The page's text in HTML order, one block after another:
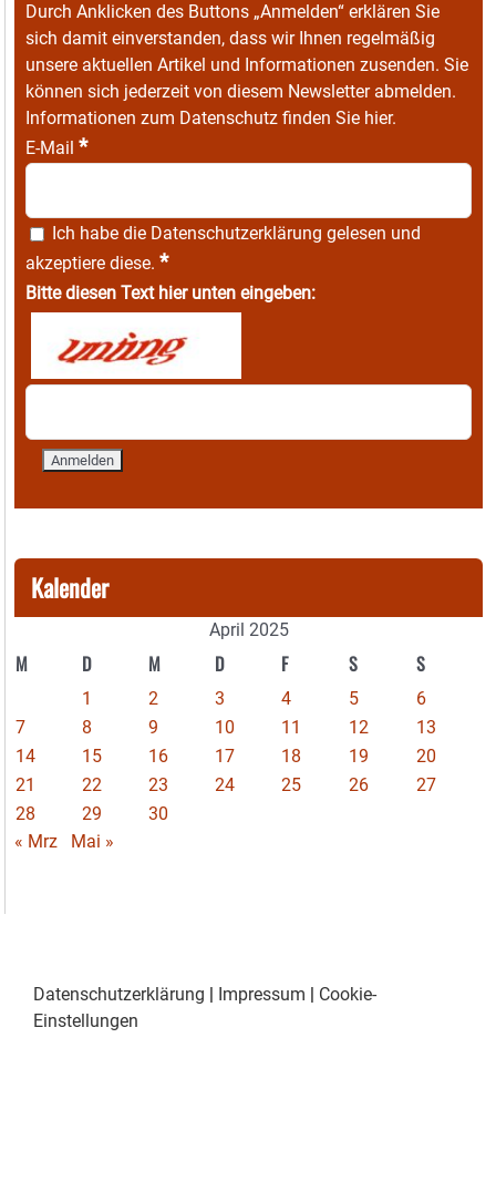
Durch Anklicken des Buttons „Anmelden“ erklären Sie
sich damit einverstanden, dass wir Ihnen regelmäßig
unsere aktuellen Artikel und Informationen zusenden. Sie
können sich jederzeit von diesem Newsletter abmelden.
Informationen zum Datenschutz finden Sie hier.
E-Mail *
Ich habe die Datenschutzerklärung gelesen und
akzeptiere diese. *
Bitte diesen Text hier unten eingeben:
Kalender
April 2025
M D M D F S S
1 2 3 4 5
6
7
8 9 10 11 12
13
14
15 16 17 18 19
20
21
22 23 24 25 26
27
28
29
30
« Mrz
Mai »
Datenschutzerklärung Impressum
Cookie-
Einstellungen